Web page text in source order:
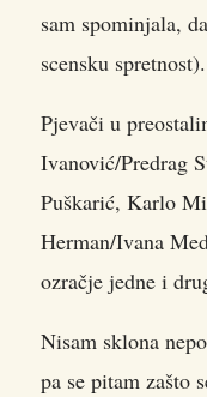
sam spominjala,
scensku spretnost).
Pjevači u
Ivanović/Predrag
Puškarić, Karlo
Herman/Ivana
ozračje jedne i
Nisam sklona
pa se pitam zašto